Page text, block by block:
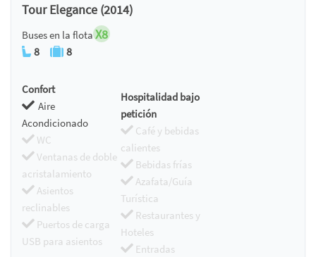
Tour Elegance (2014)
Buses en la flota X8
8 8
Confort
Aire
Acondicionado
WC
Ventanas de doble
acristalamiento
Asientos
reclinables
Puertos de carga
USB para asientos
Hospitalidad bajo
petición
Café y bebidas
calientes
Bebidas frías
Azafata/Guía
Turística
Restaurantes y
Hoteles
Entradas